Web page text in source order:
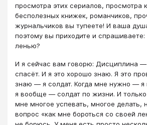
просмотра этих сериалов, просмотра
бесполезных книжек, романчиков,
журнальчиков вы тупеете! И ваша
поэтому вы приходите и спрашиваете:
ленью?
И я сейчас вам говорю: Дисциплина —
спасёт. И я это хорошо знаю. Я это
знаю ― я солдат. Когда мне нужно — я
я вообще — солдат по жизни. И только
мне многое успевать, многое делать,
вопрос «как мне бороться со своей